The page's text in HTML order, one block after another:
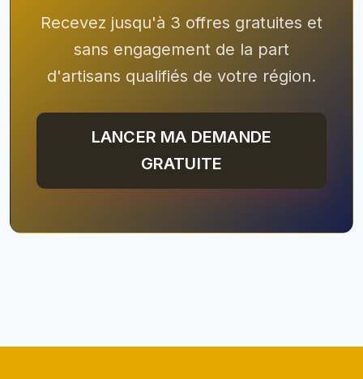
Recevez jusqu'à 3 offres gratuites et
sans engagement de la part
d'artisans qualifiés de votre région.
LANCER MA DEMANDE
GRATUITE